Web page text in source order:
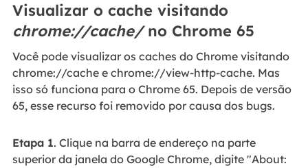
Visualizar o cache visitando
chrome://cache/no Chrome 65
Você pode visualizar os caches do Chrome visitando
chrome://cache e chrome://view-http-cache. Mas
isso só funciona para o Chrome 65. Depois de versão
65, esse recurso foi removido por causa dos bugs.
Etapa 1. Clique na barra de endereço na parte
superior da janela do Google Chrome, digite "About: